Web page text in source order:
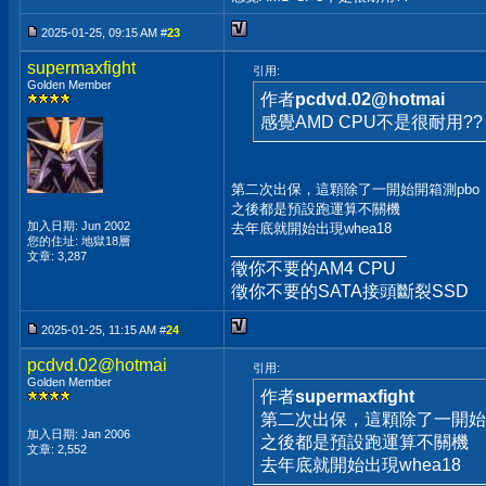
2025-01-25, 09:15 AM #23
supermaxfight
Golden Member
加入日期: Jun 2002
您的住址: 地獄18層
文章: 3,287
引用:
作者pcdvd.02@hotmai
感覺AMD CPU不是很耐用??
第二次出保，這顆除了一開始開箱測pbo
之後都是預設跑運算不關機
去年底就開始出現whea18
徵你不要的AM4 CPU
徵你不要的SATA接頭斷裂SSD
2025-01-25, 11:15 AM #24
pcdvd.02@hotmai
Golden Member
加入日期: Jan 2006
文章: 2,552
引用:
作者supermaxfight
第二次出保，這顆除了一開
之後都是預設跑運算不關機
去年底就開始出現whea18